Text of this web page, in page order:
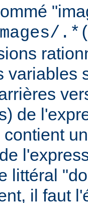
variables
de
littéral
il faut